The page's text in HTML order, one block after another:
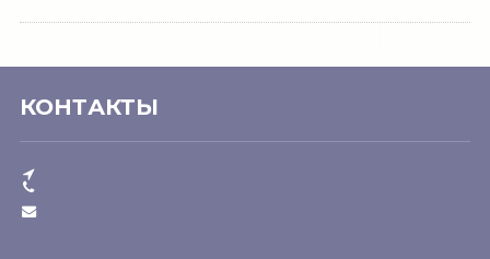
КОНТАКТЫ